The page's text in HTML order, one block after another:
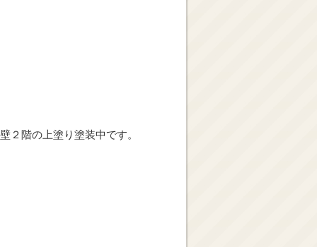
２階の上塗り塗装中です。